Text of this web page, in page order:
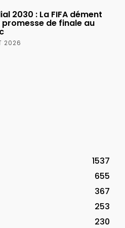
2030 : La FIFA dément
de finale au
2026
1537
655
367
253
230